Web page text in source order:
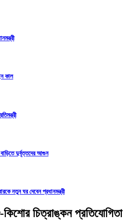
কাল
বাড়িতে দুর্বৃত্তদের আগুন
নতুন ঘর দেবেন প্রধানমন্ত্রী
চিত্রাঙ্কন প্রতিযোগিতা